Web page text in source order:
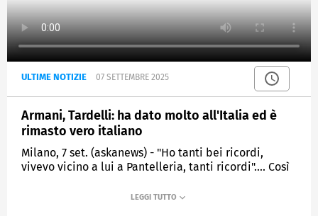
ULTIME NOTIZIE 07 SETTEMBRE 2025
Armani, Tardelli: ha dato molto all'Italia ed è
rimasto vero italiano
Milano, 7 set. (askanews) - "Ho tanti bei ricordi,
vivevo vicino a lui a Pantelleria, tanti ricordi".... Così
Armani a Milano alla camera ardente dello stilista